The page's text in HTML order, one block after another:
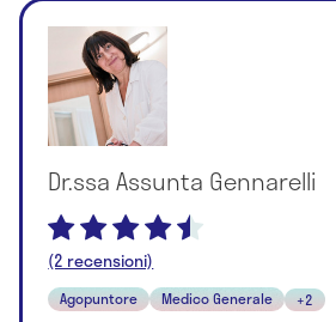
Dr.ssa Assunta Gennarelli
(2 recensioni)
Agopuntore Medico Generale +2